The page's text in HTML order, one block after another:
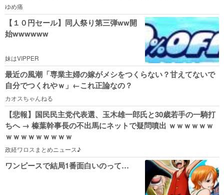
ゆめ痛
【１０円セール】同人祭り第三弾ww開
始wwwwww
妹はVIPPER
最近の風潮「専業主婦の嫁がメシをつくらない？甘えてないで
自分でつくれやｗ」←これ正論なの？
カオスちゃんねる
【悲報】国民民主党代表選、玉木雄一郎氏と30歳若手の一騎打
ちへ → 榛葉幹事長の不出馬にネットで疑問噴出 ｗｗｗｗｗｗ
ｗｗｗｗｗｗｗｗｗ
政経ワロスまとめニュース♪
ワンピースで結局1番面白いのって…